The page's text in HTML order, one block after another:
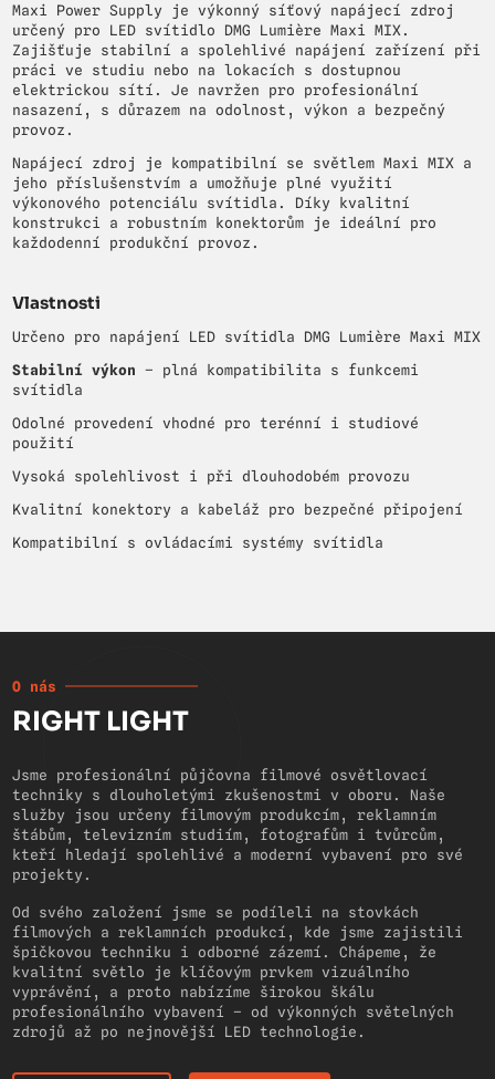
Maxi Power Supply je výkonný síťový napájecí zdroj
určený pro LED svítidlo DMG Lumière Maxi MIX.
Zajišťuje stabilní a spolehlivé napájení zařízení při
práci ve studiu nebo na lokacích s dostupnou
elektrickou sítí. Je navržen pro profesionální
nasazení, s důrazem na odolnost, výkon a bezpečný
provoz.
Napájecí zdroj je kompatibilní se světlem Maxi MIX a
jeho příslušenstvím a umožňuje plné využití
výkonového potenciálu svítidla. Díky kvalitní
konstrukci a robustním konektorům je ideální pro
každodenní produkční provoz.
Vlastnosti
Určeno pro napájení LED svítidla DMG Lumière Maxi MIX
Stabilní výkon – plná kompatibilita s funkcemi
svítidla
Odolné provedení vhodné pro terénní i studiové
použití
Vysoká spolehlivost i při dlouhodobém provozu
Kvalitní konektory a kabeláž pro bezpečné připojení
Kompatibilní s ovládacími systémy svítidla
O nás
RIGHT LIGHT
Jsme profesionální půjčovna filmové osvětlovací
techniky s dlouholetými zkušenostmi v oboru. Naše
služby jsou určeny filmovým produkcím, reklamním
štábům, televizním studiím, fotografům i tvůrcům,
kteří hledají spolehlivé a moderní vybavení pro své
projekty.
Od svého založení jsme se podíleli na stovkách
filmových a reklamních produkcí, kde jsme zajistili
špičkovou techniku i odborné zázemí. Chápeme, že
kvalitní světlo je klíčovým prvkem vizuálního
vyprávění, a proto nabízíme širokou škálu
profesionálního vybavení – od výkonných světelných
zdrojů až po nejnovější LED technologie.